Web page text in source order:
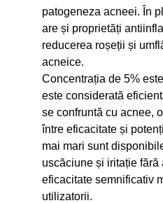
patogeneza acneei. În
are și proprietăți
reducerea roșeții și
acneice.
Concentrația de 5%
este considerată
se confruntă cu acnee,
între eficacitate și
mai mari sunt
uscăciune și iritație fără
eficacitate semnificativ
utilizatorii.